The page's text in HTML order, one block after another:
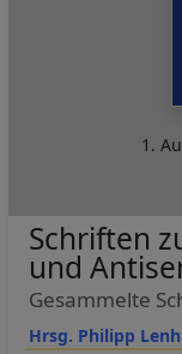
1.
Hrsg. Philipp
Schriften
und
Gesammelte